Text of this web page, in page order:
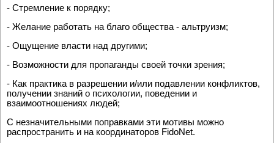
- Стремление к порядку;
- Желание работать на благо общества - альтруизм;
- Ощущение власти над другими;
- Возможности для пропаганды своей точки зрения;
- Как практика в разрешении и/или подавлении конфликтов,
получении знаний о психологии, поведении и
взаимоотношениях людей;
С незначительными поправками эти мотивы можно
распространить и на координаторов FidoNet.